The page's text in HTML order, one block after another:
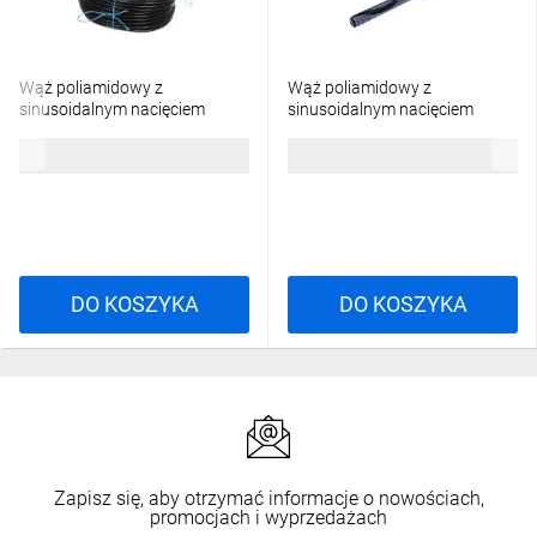
Wąż poliamidowy z
sinusoidalnym nacięciem
DO KOSZYKA
Wąż poliamidowy z
sinusoidalnym nacięciem
DO KOSZYKA
Zapisz się, aby otrzymać informacje o nowościach,
promocjach i wyprzedażach